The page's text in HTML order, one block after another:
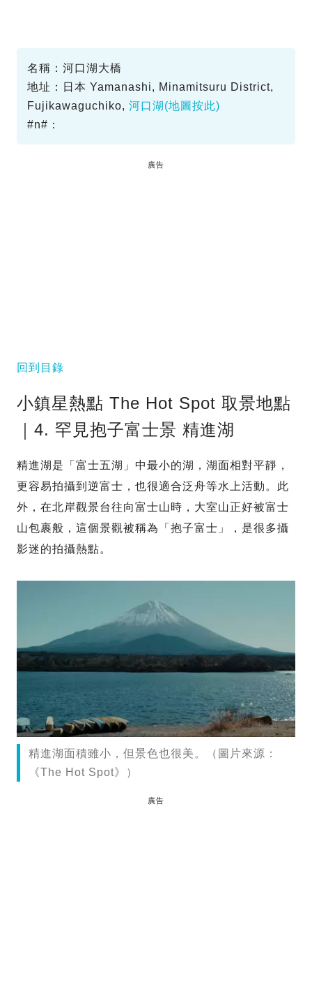
名稱：河口湖大橋
地址：日本 Yamanashi, Minamitsuru District,
Fujikawaguchiko, 河口湖 (地圖按此)
#n#：
廣告
回到目錄
小鎮星熱點 The Hot Spot 取景地點
｜4. 罕見抱子富士景 精進湖
精進湖是「富士五湖」中最小的湖，湖面相對平靜，
更容易拍攝到逆富士，也很適合泛舟等水上活動。此
外，在北岸觀景台往向富士山時，大室山正好被富士
山包裹般，這個景觀被稱為「抱子富士」，是很多攝
影迷的拍攝熱點。
精進湖面積雖小，但景色也很美。（圖片來源：
《The Hot Spot》）
廣告